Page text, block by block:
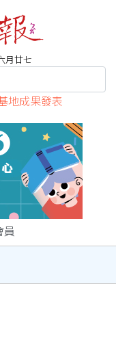
月廿七
地成果發表
員